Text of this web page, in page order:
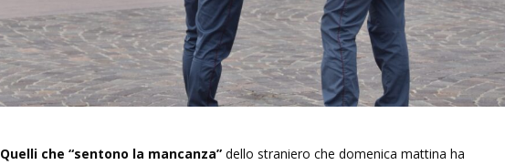
Quelli che “sentono la mancanza”dello straniero che domenica mattina ha